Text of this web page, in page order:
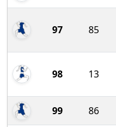
97 85
98 13
99 86